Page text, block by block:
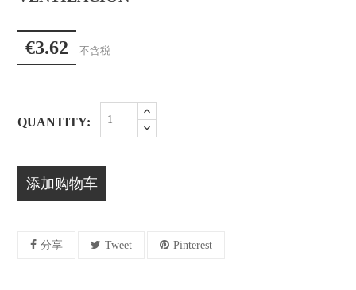
€3.62 不含税
QUANTITY:
添加购物车
分享 Tweet Pinterest